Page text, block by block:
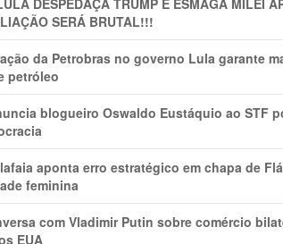
DESPEDAÇA TRUMP E ESMAGA MILEI
SERÁ BRUTAL!!!
da Petrobras no governo Lula garante
petróleo
blogueiro Oswaldo Eustáquio ao STF
aponta erro estratégico em chapa de
feminina
com Vladimir Putin sobre comércio
EUA